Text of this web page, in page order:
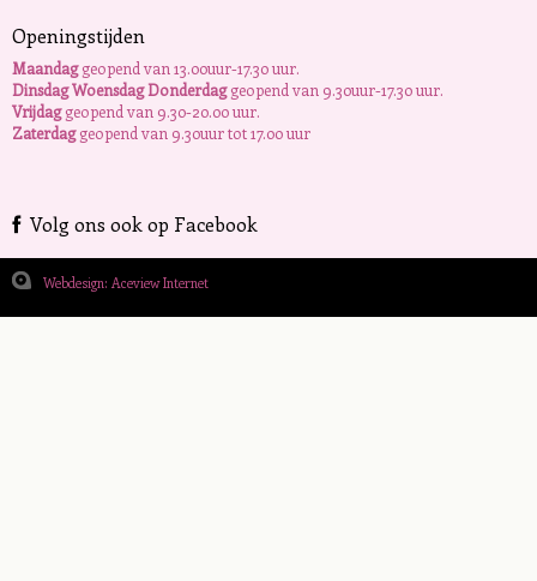
Openingstijden
Maandaggeopend van 13.00uur-17.30 uur.
Dinsdag Woensdag Donderdaggeopend van 9.30uur-17.30 uur.
Vrijdaggeopend van 9.30-20.00 uur.
Zaterdaggeopend van 9.30uur tot 17.00 uur
Volg ons ook op Facebook
Webdesign: Aceview Internet